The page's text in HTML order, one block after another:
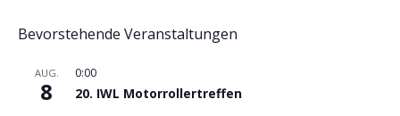
Bevorstehende Veranstaltungen
AUG.
8
0:00
20. IWL Motorrollertreffen